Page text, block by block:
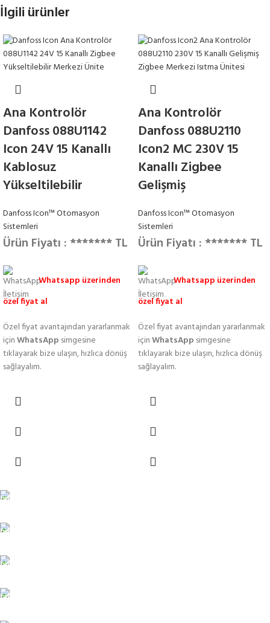
İlgili ürünler
Ana Kontrolör
Danfoss 088U1142
Icon 24V 15 Kanallı
Kablosuz
Yükseltilebilir
Danfoss Icon™ Otomasyon
Sistemleri
Ürün Fiyatı : ******* TL
Whatsapp üzerinden
özel fiyat al
Özel fiyat avantajından yararlanmak
içinWhatsApp simgesine
tıklayarak bize ulaşın, hızlıca dönüş
sağlayalım.
Ana Kontrolör
Danfoss 088U2110
Icon2 MC 230V 15
Kanallı Zigbee
Gelişmiş
Danfoss Icon™ Otomasyon
Sistemleri
Ürün Fiyatı : ******* TL
Whatsapp üzerinden
özel fiyat al
Özel fiyat avantajından yararlanmak
içinWhatsApp simgesine
tıklayarak bize ulaşın, hızlıca dönüş
sağlayalım.